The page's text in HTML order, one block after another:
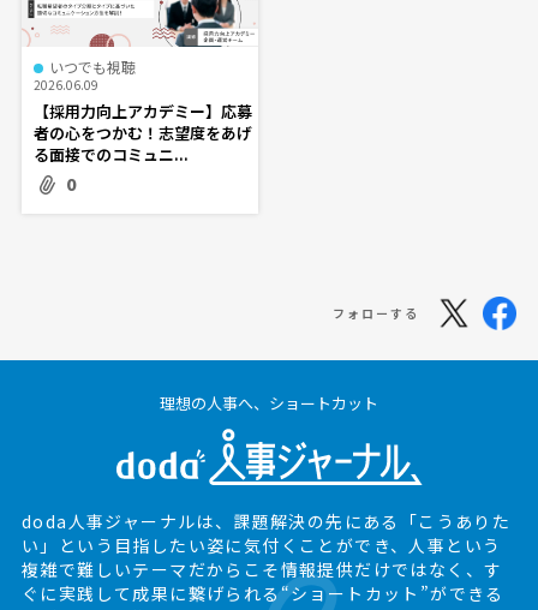
いつでも視聴
2026.06.09
【採用力向上アカデミー】応募
者の心をつかむ！志望度をあげ
る面接でのコミュニ...
0
フォローする
理想の人事へ、ショートカット
doda人事ジャーナルは、課題解決の先にある
「こうありた
い」という目指したい姿に気付くことができ、人事という
複雑で難しいテーマだからこそ情報提供だけではなく、 す
ぐに実践して成果に繋げられる“ショートカット”ができる